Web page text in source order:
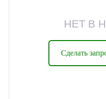
НЕТ В
Сделать